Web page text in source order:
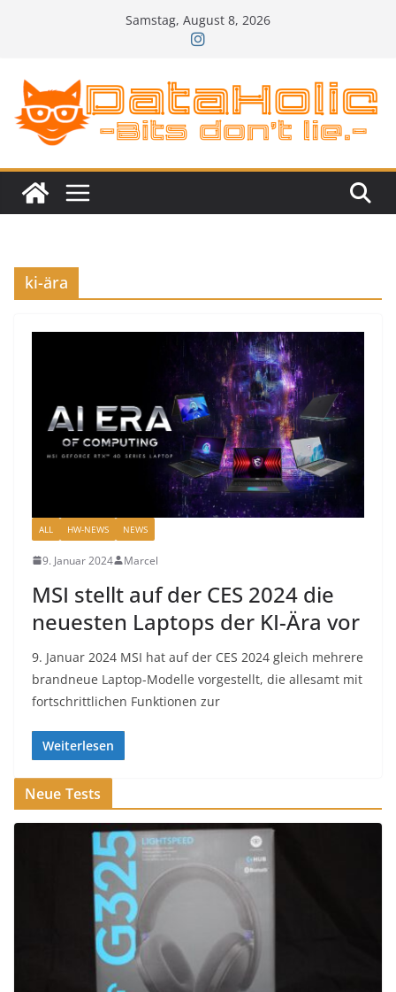
Samstag, August 8, 2026
ki-ära
ALL HW-NEWS NEWS
9. Januar 2024 Marcel
MSI stellt auf der CES 2024 die
neuesten Laptops der KI-Ära vor
9. Januar 2024 MSI hat auf der CES 2024 gleich mehrere
brandneue Laptop-Modelle vorgestellt, die allesamt mit
fortschrittlichen Funktionen zur
Weiterlesen
Neue Tests